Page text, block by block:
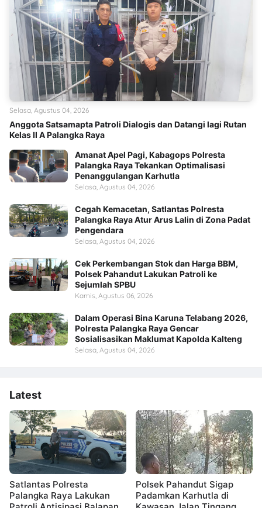
Anggota Satsamapta Patroli Dialogis dan Datangi lagi Rutan
Kelas II A Palangka Raya
Selasa, Agustus 04, 2026
Amanat Apel Pagi, Kabagops Polresta
Palangka Raya Tekankan Optimalisasi
Penanggulangan Karhutla
Selasa, Agustus 04, 2026
Cegah Kemacetan, Satlantas Polresta
Palangka Raya Atur Arus Lalin di Zona Padat
Pengendara
Selasa, Agustus 04, 2026
Cek Perkembangan Stok dan Harga BBM,
Polsek Pahandut Lakukan Patroli ke
Sejumlah SPBU
Kamis, Agustus 06, 2026
Dalam Operasi Bina Karuna Telabang 2026,
Polresta Palangka Raya Gencar
Sosialisasikan Maklumat Kapolda Kalteng
Selasa, Agustus 04, 2026
Latest
Satlantas Polresta
Palangka Raya Lakukan
Polsek Pahandut Sigap
Padamkan Karhutla di